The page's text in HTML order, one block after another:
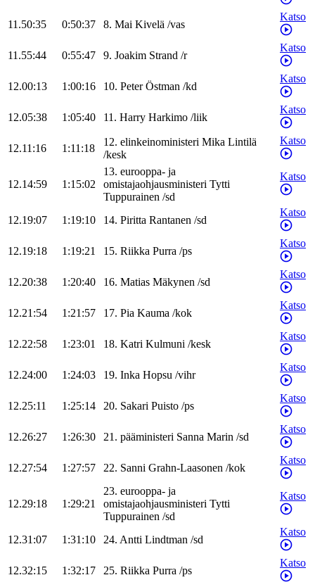
11.50:35 0:50:37 8. Mai Kivelä /vas
Katso
11.55:44 0:55:47 9. Joakim Strand /r
Katso
12.00:13 1:00:16 10. Peter Östman /kd
Katso
12.05:38 1:05:40 11. Harry Harkimo /liik
Katso
12.11:16 1:11:18
12. elinkeinoministeri Mika Lintilä
/kesk
Katso
12.14:59 1:15:02
13. eurooppa- ja
omistajaohjausministeri Tytti
Tuppurainen /sd
Katso
12.19:07 1:19:10 14. Piritta Rantanen /sd
Katso
12.19:18 1:19:21 15. Riikka Purra /ps
Katso
12.20:38 1:20:40 16. Matias Mäkynen /sd
Katso
12.21:54 1:21:57 17. Pia Kauma /kok
Katso
12.22:58 1:23:01 18. Katri Kulmuni /kesk
Katso
12.24:00 1:24:03 19. Inka Hopsu /vihr
Katso
12.25:11 1:25:14 20. Sakari Puisto /ps
Katso
12.26:27 1:26:30 21. pääministeri Sanna Marin /sd
Katso
12.27:54 1:27:57 22. Sanni Grahn-Laasonen /kok
Katso
12.29:18 1:29:21
23. eurooppa- ja
omistajaohjausministeri Tytti
Tuppurainen /sd
Katso
12.31:07 1:31:10 24. Antti Lindtman /sd
Katso
12.32:15 1:32:17 25. Riikka Purra /ps
Katso